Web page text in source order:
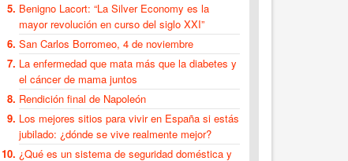
Benigno Lacort: “La Silver Economy es la
mayor revolución en curso del siglo XXI”
San Carlos Borromeo, 4 de noviembre
La enfermedad que mata más que la diabetes y
el cáncer de mama juntos
Rendición final de Napoleón
Los mejores sitios para vivir en España si estás
jubilado: ¿dónde se vive realmente mejor?
¿Qué es un sistema de seguridad doméstica y